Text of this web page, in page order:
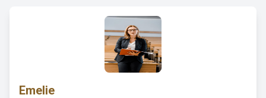
Emelie